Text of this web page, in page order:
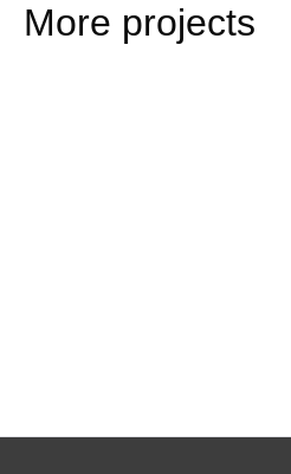
More projects